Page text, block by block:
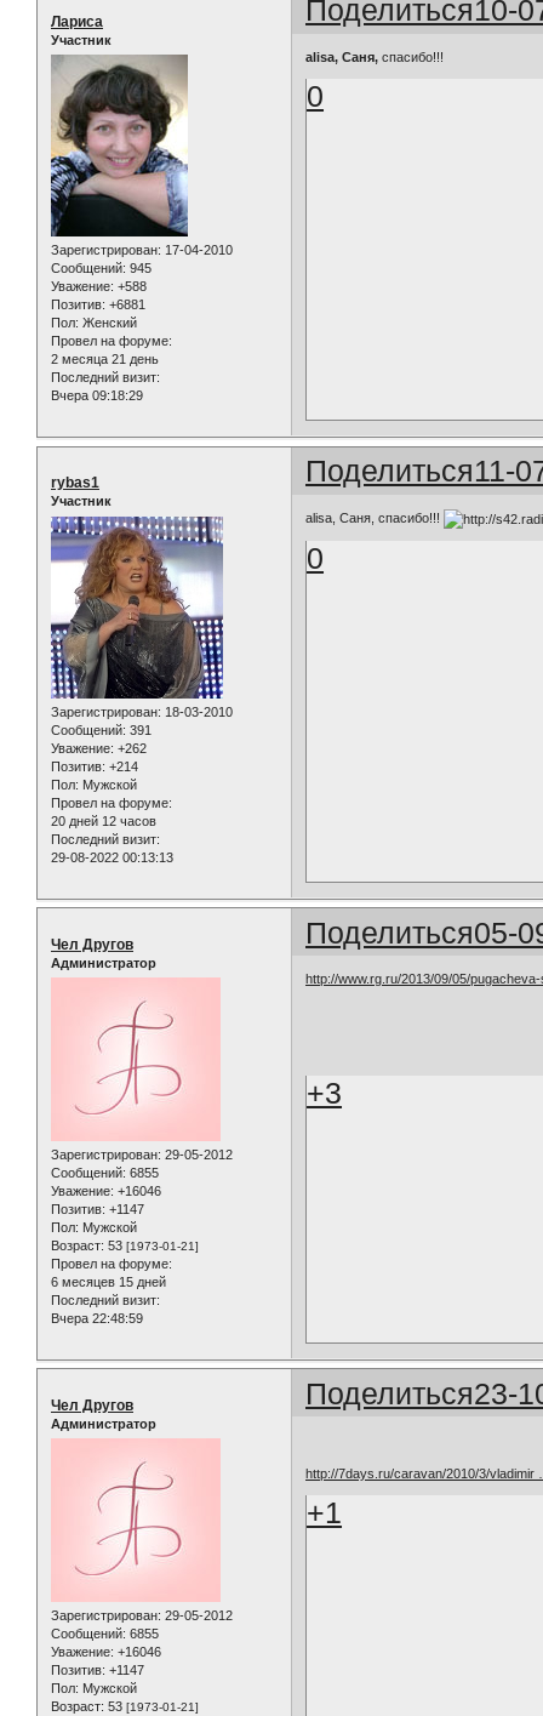
Поделиться10-
Лариса
Участник
Зарегистрирован: 17-04-2010
Сообщений: 945
Уважение: +588
Позитив: +6881
Пол: Женский
Провел на форуме:
2 месяца 21 день
Последний визит:
Вчера 09:18:29
alisa, Саня,спасибо!!!
0
Поделиться11-
rybas1
Участник
Зарегистрирован: 18-03-2010
Сообщений: 391
Уважение: +262
Позитив: +214
Пол: Мужской
Провел на форуме:
20 дней 12 часов
Последний визит:
29-08-2022 00:13:13
alisa, Саня, спасибо!!!
0
Поделиться05-
Чел Другов
Администратор
Зарегистрирован: 29-05-2012
Сообщений: 6855
Уважение: +16046
Позитив: +1147
Пол: Мужской
Возраст: 53 [1973-01-21]
Провел на форуме:
6 месяцев 15 дней
Последний визит:
Вчера 22:48:59
http://www.rg.ru/2013/09/05/pugacheva-
+3
Поделиться23-
Чел Другов
Администратор
Зарегистрирован: 29-05-2012
Сообщений: 6855
Уважение: +16046
Позитив: +1147
Пол: Мужской
Возраст: 53 [1973-01-21]
http://7days.ru/caravan/2010/3/
+1